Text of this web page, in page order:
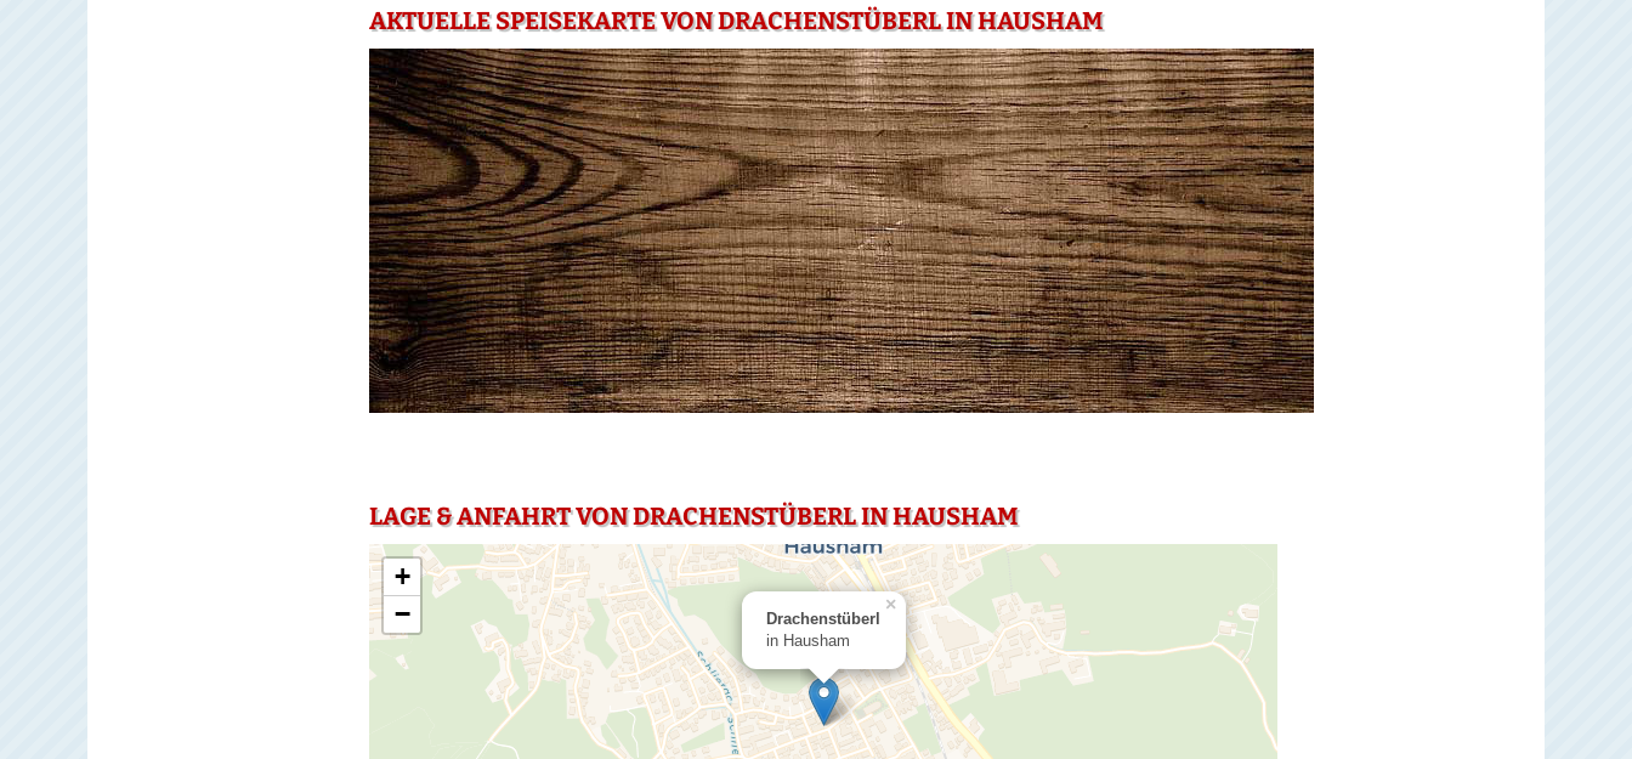
AKTUELLE SPEISEKARTE VON DRACHENSTÜBERL IN HAUSHAM
LAGE & ANFAHRT VON DRACHENSTÜBERL IN HAUSHAM
Drachenstüberl
in Hausham
×
+
−